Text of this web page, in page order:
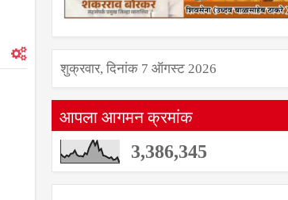
शुक्रवार, दिनांक 7 ऑगस्ट 2026
आपला आगमन क्रमांक
3,386,345